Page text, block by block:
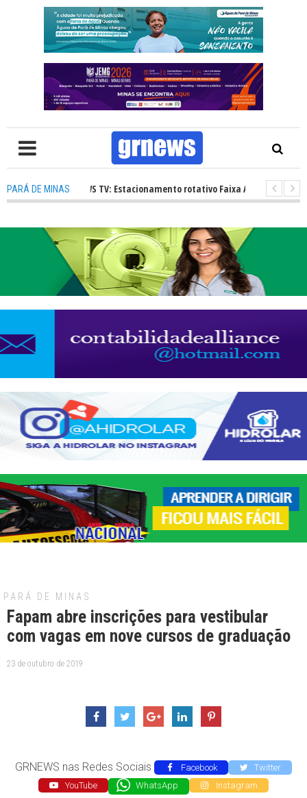
PARÁ DE MINAS
- GRNEWS TV: Estacionamento rotativo Faixa Azul e novos
PARÁ DE MINAS
Fapam abre inscrições para vestibular
com vagas em nove cursos de graduação
23 de outubro de 2019
GRNEWS nas Redes Sociais Facebook
Twitter
YouTube
WhatsApp Instagram